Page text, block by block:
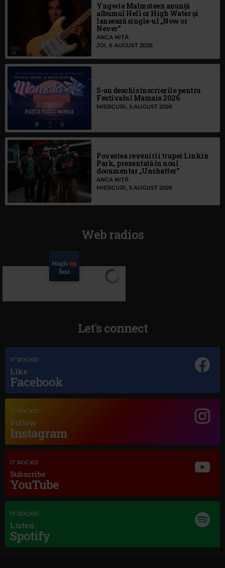
Yngwie Malmsteen anunță
albumul Hell or High Water și
lansează single-ul „Now or
Never”
ANCA NIȚĂ
JOI, 6 AUGUST 2026
S-au deschis înscrierile pentru
Festivalul Mamaia 2026
MIERCURI, 5 AUGUST 2026
Povestea revenirii trupei Linkin
Park, prezentată în noul
documentar „Unshatter”
ANCA NIȚĂ
MIERCURI, 5 AUGUST 2026
Web radios
Let's connect
IT ROCKS!
Like
Facebook
IT ROCKS!
Follow
Instagram
IT ROCKS!
Subscribe
YouTube
IT ROCKS!
Listen
Spotify